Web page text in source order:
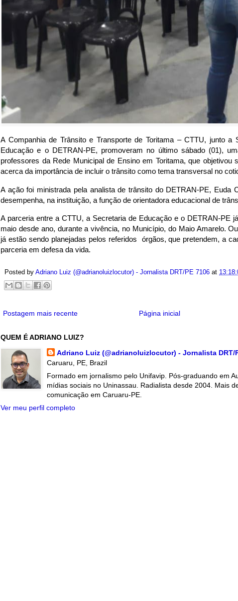
A Companhia de Trânsito e Transporte de Toritama – CTTU, junto a
Educação e o DETRAN-PE, promoveram no último sábado (01),
professores da Rede Municipal de Ensino em Toritama, que objetivou
acerca da importância de incluir o trânsito como tema transversal no
A ação foi ministrada pela analista de trânsito do DETRAN-PE, Euda
desempenha, na instituição, a função de orientadora educacional de
A parceria entre a CTTU, a Secretaria de Educação e o DETRAN-PE
maio desde ano, durante a vivência, no Município, do Maio Amarelo.
já estão sendo planejadas pelos referidos órgãos, que pretendem, a
parceria em defesa da vida.
Posted by Adriano Luiz (@adrianoluizlocutor) - Jornalista DRT/PE 7106 at
Postagem mais recente Página inicial
QUEM É ADRIANO LUIZ?
Adriano Luiz (@adrianoluizlocutor) - Jornalista DRT/
Caruaru, PE, Brazil
Formado em jornalismo pelo Unifavip. Pós-graduando em
mídias sociais no Uninassau. Radialista desde 2004. Mais
comunicação em Caruaru-PE.
Ver meu perfil completo